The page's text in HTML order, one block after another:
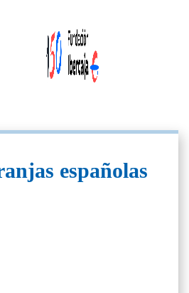
españolas